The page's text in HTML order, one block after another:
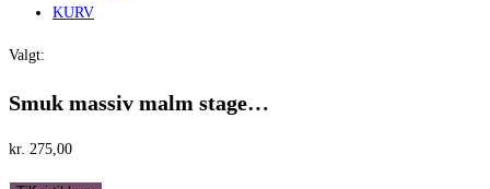
KURV
Valgt:
Smuk massiv malm stage…
kr. 275,00